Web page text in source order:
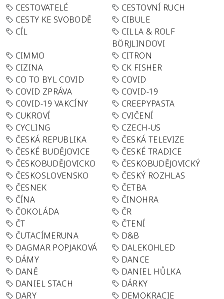
CESTOVATELÉ
CESTOVNÍ RUCH
CESTY KE SVOBODĚ
CIBULE
CÍL
CILLA & ROLF
BÖRJLINDOVI
CIMMO
CITRON
CIZINA
CK FISHER
CO TO BYL COVID
COVID
COVID ZPRÁVA
COVID-19
COVID-19 VAKCÍNY
CREEPYPASTA
CUKROVÍ
CVIČENÍ
CYCLING
CZECH-US
ČESKÁ REPUBLIKA
ČESKÁ TELEVIZE
ČESKÉ BUDĚJOVICE
ČESKÉ TRADICE
ČESKOBUDĚJOVICKO
ČESKOBUDĚJOVICKÝ
ČESKOSLOVENSKO
ČESKÝ ROZHLAS
ČESNEK
ČETBA
ČÍNA
ČINOHRA
ČOKOLÁDA
ČR
ČT
ČTENÍ
ČUTACÍMERUNA
D&B
DAGMAR POPJAKOVÁ
DALEKOHLED
DÁMY
DANCE
DANĚ
DANIEL HŮLKA
DANIEL STACH
DÁRKY
DARY
DEMOKRACIE